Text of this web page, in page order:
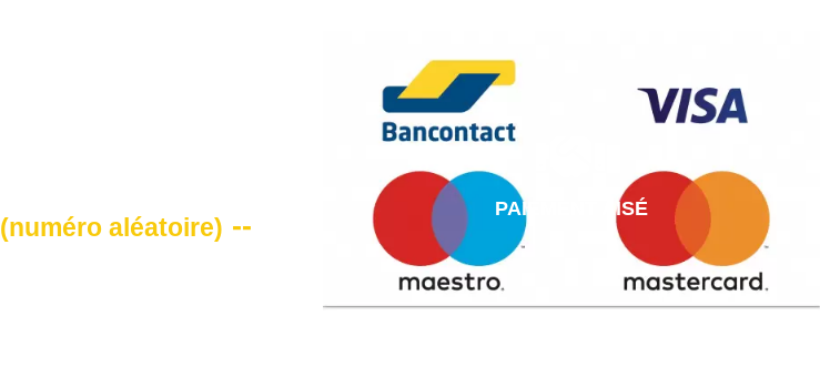
(numéro aléatoire) --
PAIEMENT AISÉ